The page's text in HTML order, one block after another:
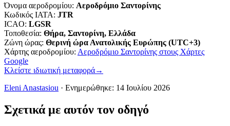
Όνομα αεροδρομίου: Αεροδρόμιο Σαντορίνης
Κωδικός IATA: JTR
ICAO: LGSR
Τοποθεσία: Θήρα, Σαντορίνη, Ελλάδα
Ζώνη ώρας: Θερινή ώρα Ανατολικής Ευρώπης (UTC+3)
Χάρτης αεροδρομίου: Αεροδρόμιο Σαντορίνης στους Χάρτες
Google
Κλείστε ιδιωτική μεταφορά→
Eleni Anastasiou · Ενημερώθηκε: 14 Ιουλίου 2026
Σχετικά με αυτόν τον οδηγό